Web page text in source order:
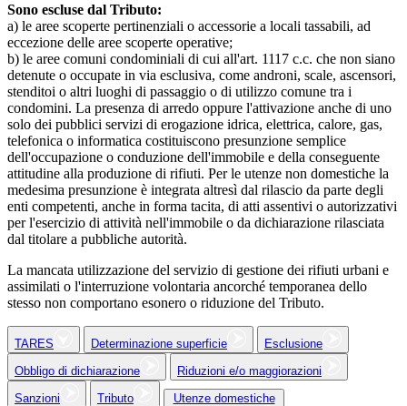
Sono escluse dal Tributo:
a) le aree scoperte pertinenziali o accessorie a locali tassabili, ad
eccezione delle aree scoperte operative;
b) le aree comuni condominiali di cui all'art. 1117 c.c. che non siano
detenute o occupate in via esclusiva, come androni, scale, ascensori,
stenditoi o altri luoghi di passaggio o di utilizzo comune tra i
condomini. La presenza di arredo oppure l'attivazione anche di uno
solo dei pubblici servizi di erogazione idrica, elettrica, calore, gas,
telefonica o informatica costituiscono presunzione semplice
dell'occupazione o conduzione dell'immobile e della conseguente
attitudine alla produzione di rifiuti. Per le utenze non domestiche la
medesima presunzione è integrata altresì dal rilascio da parte degli
enti competenti, anche in forma tacita, di atti assentivi o autorizzativi
per l'esercizio di attività nell'immobile o da dichiarazione rilasciata
dal titolare a pubbliche autorità.
La mancata utilizzazione del servizio di gestione dei rifiuti urbani e
assimilati o l'interruzione volontaria ancorché temporanea dello
stesso non comportano esonero o riduzione del Tributo.
TARES Determinazione superficie
Esclusione
Obbligo di dichiarazione
Riduzioni e/o maggiorazioni
Sanzioni
Tributo
Utenze domestiche